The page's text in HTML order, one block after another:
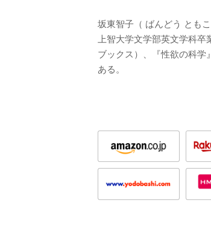
坂東智子（ ばんどう ともこ
上智大学文学部英文学科
ブックス）、『性欲の科
ある。